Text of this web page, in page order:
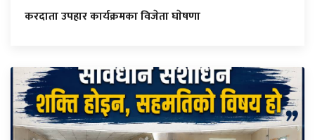
करदाता उपहार कार्यक्रमका विजेता घाेषणा